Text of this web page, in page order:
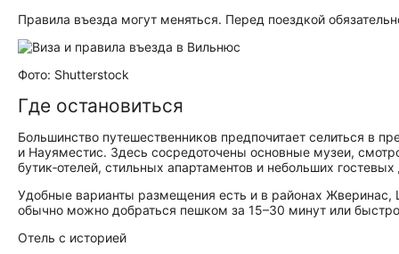
Правила въезда могут меняться. Перед поездкой
Фото: Shutterstock
Где остановиться
Большинство путешественников предпочитает селиться в
и Науяместис. Здесь сосредоточены основные музеи,
бутик‑отелей, стильных апартаментов и небольших
Удобные варианты размещения есть и в районах
обычно можно добраться пешком за 15–30 минут или
Отель с историей